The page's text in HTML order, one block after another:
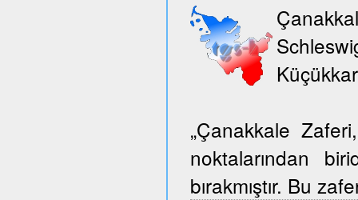
„Çanakkale
noktalarından
bırakmıştır. Bu